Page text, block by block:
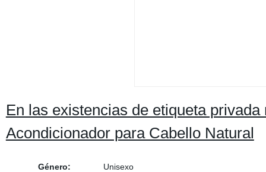
En las existencias de etiqueta
Acondicionador para Cabello Natural
Género:
Unisexo